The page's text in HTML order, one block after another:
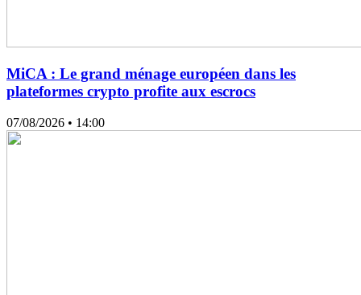
MiCA : Le grand ménage européen dans les
plateformes crypto profite aux escrocs
07/08/2026 • 14:00